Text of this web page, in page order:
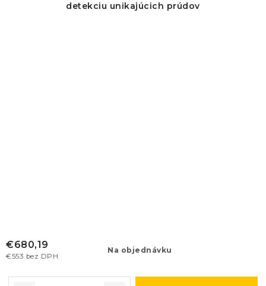
detekciu unikajúcich prúdov
Na objednávku
€553 bez DPH
€680,19